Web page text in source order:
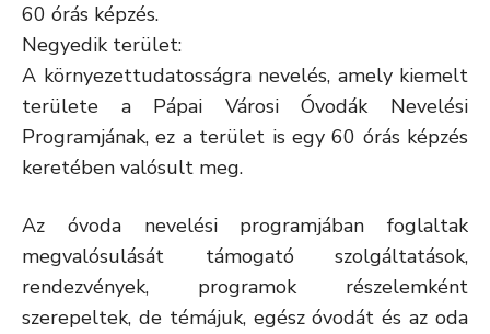
60 órás képzés.
Negyedik terület:
A környezettudatosságra nevelés, amely kiemelt
területe a Pápai Városi Óvodák Nevelési
Programjának, ez a terület is egy 60 órás képzés
keretében valósult meg.
Az óvoda nevelési programjában foglaltak
megvalósulását támogató szolgáltatások,
rendezvények, programok részelemként
szerepeltek, de témájuk, egész óvodát és az oda